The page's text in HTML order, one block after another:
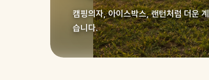
캠핑의자, 아이스박스, 랜턴처럼 더운
습니다.